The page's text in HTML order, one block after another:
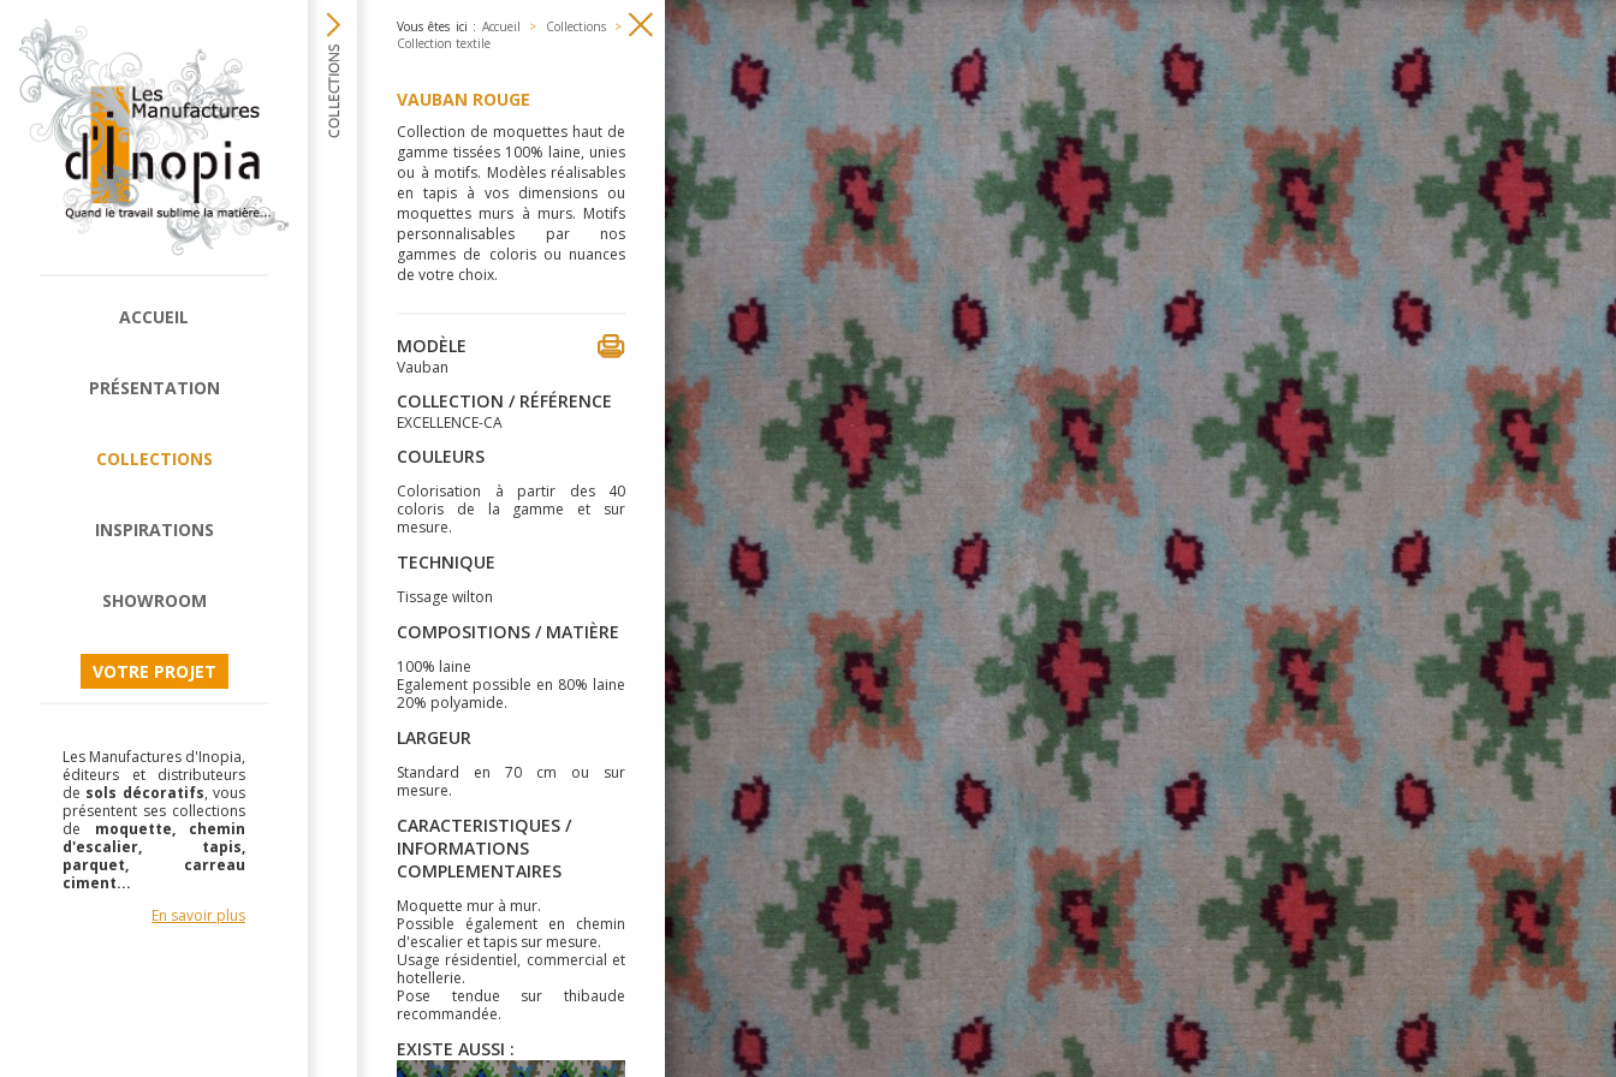
ACCUEIL
PRÉSENTATION
COLLECTIONS
INSPIRATIONS
SHOWROOM
VOTRE PROJET
Les Manufactures d'Inopia,
éditeurs et distributeurs
de sols décoratifs, vous
présentent ses collections
de moquette, chemin
d'escalier, tapis,
parquet, carreau
ciment...
En savoir plus
Vous êtes ici : Accueil > Collections
>
Collection textile
VAUBAN ROUGE
Collection de moquettes haut de
gamme tissées 100% laine, unies
ou à motifs. Modèles réalisables
en tapis à vos dimensions ou
moquettes murs à murs. Motifs
personnalisables par nos
gammes de coloris ou nuances
de votre choix.
MODÈLE
Vauban
COLLECTION / RÉFÉRENCE
EXCELLENCE-CA
COULEURS
Colorisation à partir des 40
coloris de la gamme et sur
mesure.
TECHNIQUE
Tissage wilton
COMPOSITIONS / MATIÈRE
100% laine
Egalement possible en 80% laine
20% polyamide.
LARGEUR
Standard en 70 cm ou sur
mesure.
CARACTERISTIQUES /
INFORMATIONS
COMPLEMENTAIRES
Moquette mur à mur.
Possible également en chemin
d'escalier et tapis sur mesure.
Usage résidentiel, commercial et
hotellerie.
Pose tendue sur thibaude
recommandée.
EXISTE AUSSI :